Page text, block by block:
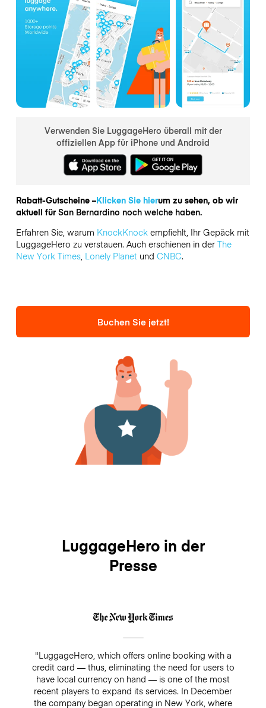
Verwenden Sie LuggageHero überall mit der
offiziellen App für iPhone und Android
Rabatt-Gutscheine –Klicken Sie hierum zu sehen, ob wir
aktuell für San Bernardino noch welche haben.
Erfahren Sie, warum KnockKnockempfiehlt, Ihr Gepäck mit
LuggageHero zu verstauen. Auch erschienen in der The
New York Times, Lonely Planetund CNBC.
Buchen Sie jetzt!
LuggageHero in der
Presse
"LuggageHero, which offers online booking with a
credit card — thus, eliminating the need for users to
have local currency on hand — is one of the most
recent players to expand its services. In December
the company began operating in New York, where